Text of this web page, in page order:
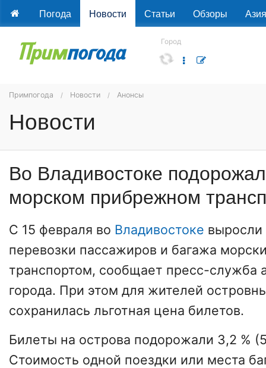
Погода Новости Статьи Обзоры Азия
Город
Примпогода Новости Анонсы
Новости
Во Владивостоке
морском прибрежном
С 15 февраля во Владивостоке
перевозки пассажиров и багажа
транспортом, сообщает пресс-служба
города. При этом для жителей
сохранилась льготная цена билетов.
Билеты на острова подорожали 3,2 %
Стоимость одной поездки или места